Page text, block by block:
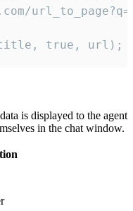
true, url);
is displayed to the agent
in the chat window.